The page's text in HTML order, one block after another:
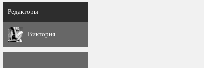
Редакторы
Виктория